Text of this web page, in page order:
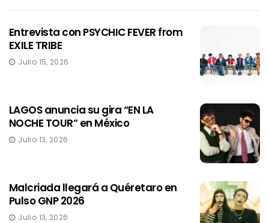
Entrevista con PSYCHIC FEVER from
EXILE TRIBE
Julio 15, 2026
LAGOS anuncia su gira “EN LA
NOCHE TOUR” en México
Julio 13, 2026
Malcriada llegará a Quéretaro en
Pulso GNP 2026
Julio 13, 2026